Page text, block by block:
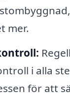
mer.
i alla
för att